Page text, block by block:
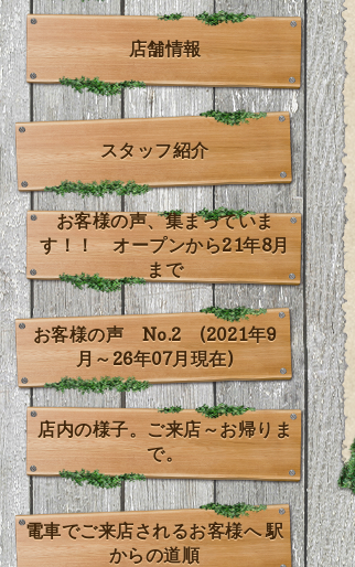
店舗情報
スタッフ紹介
お客様の声、集まっていま
す！！ オープンから21年8月
まで
お客様の声 No.2 (2021年9
月～26年07月現在)
店内の様子。ご来店～お帰りま
で。
電車でご来店されるお客様へ 駅
からの道順